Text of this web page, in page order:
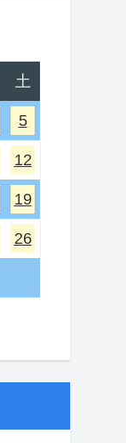
土
5
12
19
26